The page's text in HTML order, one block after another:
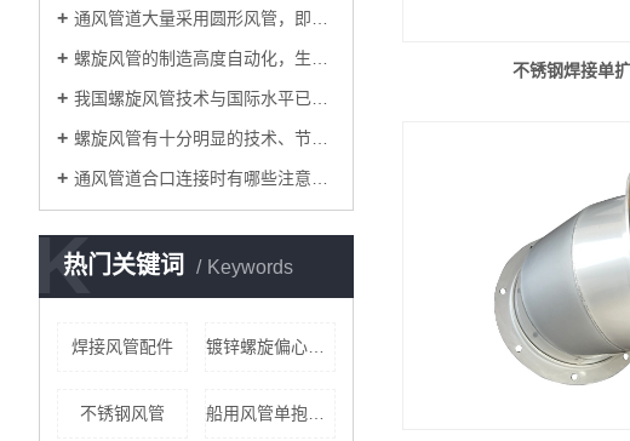
通风管道大量采用圆形风管，即螺旋风管
螺旋风管的制造高度自动化，生产速度很快
我国螺旋风管技术与国际水平已经非常接近
螺旋风管有十分明显的技术、节能、环保和经济优势
通风管道合口连接时有哪些注意事项?
热门关键词 Keywords
K
焊接风管配件
不锈钢风管
不锈钢焊接单